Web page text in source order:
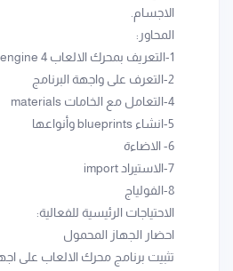
الاجسام.
المحاور:
1-التعريف بمحرك الالعاب unreal engine 4
2-التعرف على واجهة البرنامج
4-التعامل مع الخامات materials
5-انشاء blueprints وأنواعها
6- الاضاءة
7-الاستيراد import
8-الفولياج
الاحتياجات الرئيسية للفعالية:
احضار الجهاز المحمول
تثبيت برنامج محرك الالعاب على